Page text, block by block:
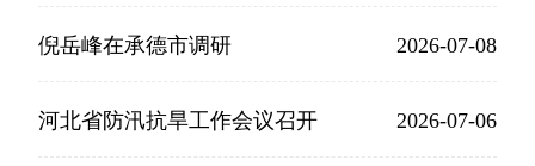
倪岳峰在承德市调研 2026-07-08
河北省防汛抗旱工作会议召开 2026-07-06